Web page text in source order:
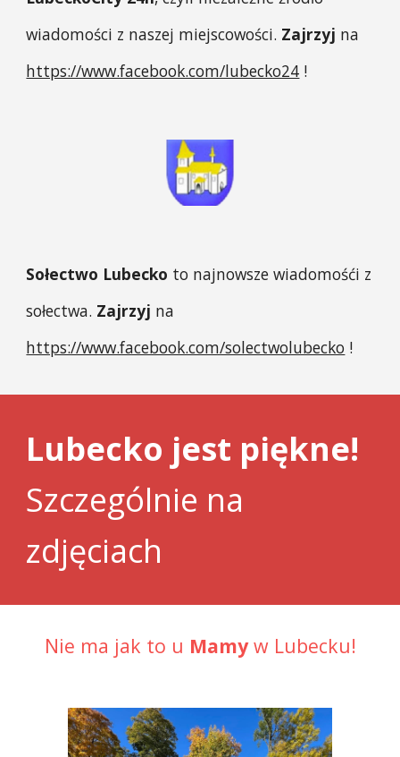
wiadomości z naszej miejscowości. Zajrzyj na
https://www.facebook.com/lubecko24 !
Sołectwo Lubecko to najnowsze wiadomośći z
sołectwa. Zajrzyj na
https://www.facebook.com/solectwolubecko !
Lubecko jest piękne!
Szczególnie na
zdjęciach
Nie ma jak to u Mamyw Lubecku!